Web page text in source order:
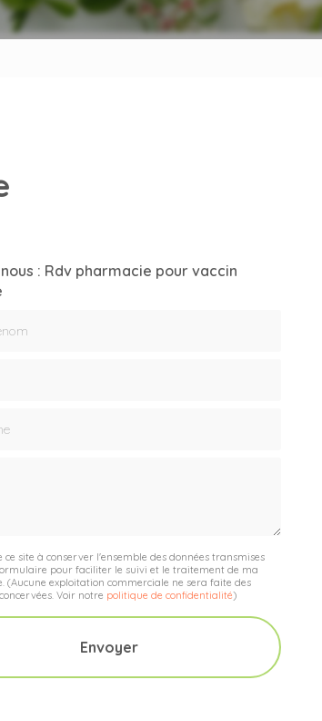
: Rdv pharmacie pour vaccin
ce site à conserver l'ensemble des données transmises
pour faciliter le suivi et le traitement de ma
(Aucune exploitation commerciale ne sera faite des
Voir notre politique de confidentialité)